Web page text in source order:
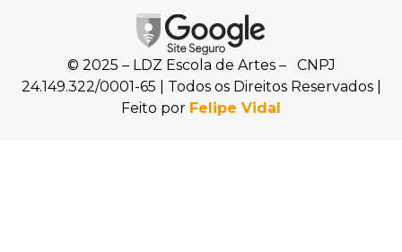
© 2025 – LDZ Escola de Artes – CNPJ
24.149.322/0001-65 | Todos os Direitos Reservados |
Feito por Felipe Vidal